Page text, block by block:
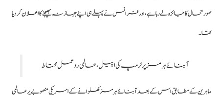
صورتحال کا جائزہ لے رہا ہے، اور فرانس نے پہلے ہی اپنے جہاز نہ بھیجنے کا اعلان کر دیا
تھا۔
آبنائے ہرمز پر ٹرمپ کی اپیل، عالمی ردعمل محتاط
ماہرین کے مطابق اس کے بعد آبنائے ہرمز کھلوانے کے امریکی منصوبے پر عالمی